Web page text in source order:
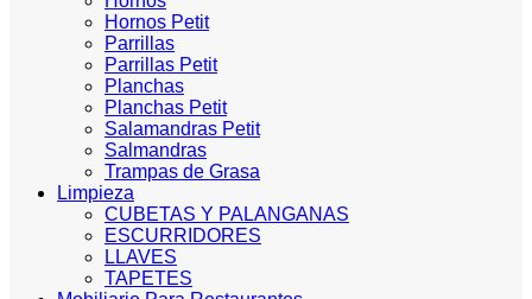
Hornos Petit
Parrillas
Parrillas Petit
Planchas
Planchas Petit
Salamandras Petit
Salmandras
Trampas de Grasa
Limpieza
CUBETAS Y PALANGANAS
ESCURRIDORES
LLAVES
TAPETES